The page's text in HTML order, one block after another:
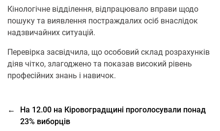
Кінологічне відділення, відпрацювало вправи щодо
пошуку та виявлення постраждалих осіб внаслідок
надзвичайних ситуацій.
Перевірка засвідчила, що особовий склад розрахунків
діяв чітко, злагоджено та показав високий рівень
професійних знань і навичок.
←
На 12.00 на Кіровоградщині проголосували понад
23% виборців